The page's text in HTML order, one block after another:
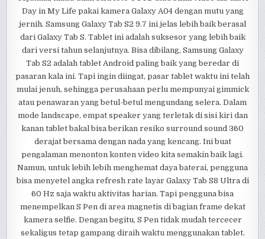
Day in My Life pakai kamera Galaxy A04 dengan mutu yang
jernih. Samsung Galaxy Tab S2 9.7 ini jelas lebih baik berasal
dari Galaxy Tab S. Tablet ini adalah suksesor yang lebih baik
dari versi tahun selanjutnya. Bisa dibilang, Samsung Galaxy
Tab S2 adalah tablet Android paling baik yang beredar di
pasaran kala ini. Tapi ingin diingat, pasar tablet waktu ini telah
mulai jenuh, sehingga perusahaan perlu mempunyai gimmick
atau penawaran yang betul-betul mengundang selera. Dalam
mode landscape, empat speaker yang terletak di sisi kiri dan
kanan tablet bakal bisa berikan resiko surround sound 360
derajat bersama dengan nada yang kencang. Ini buat
pengalaman menonton konten video kita semakin baik lagi.
Namun, untuk lebih lebih menghemat daya baterai, pengguna
bisa menyetel angka refresh rate layar Galaxy Tab S8 Ultra di
60 Hz saja waktu aktivitas harian. Tapi pengguna bisa
menempelkan S Pen di area magnetis di bagian frame dekat
kamera selfie. Dengan begitu, S Pen tidak mudah tercecer
sekaligus tetap gampang diraih waktu menggunakan tablet.